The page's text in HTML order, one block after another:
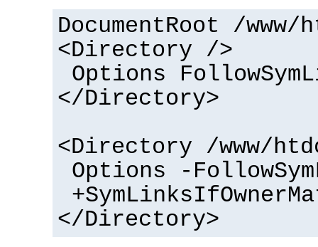
DocumentRoot /www/
<Directory />
Options
</Directory>
<Directory /www/
Options -
</Directory>